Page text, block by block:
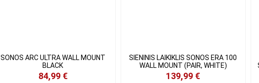
SONOS ARC ULTRA WALL MOUNT
BLACK
84,99 €
SIENINIS LAIKIKLIS SONOS ERA 100
WALL MOUNT (PAIR, WHITE)
139,99 €